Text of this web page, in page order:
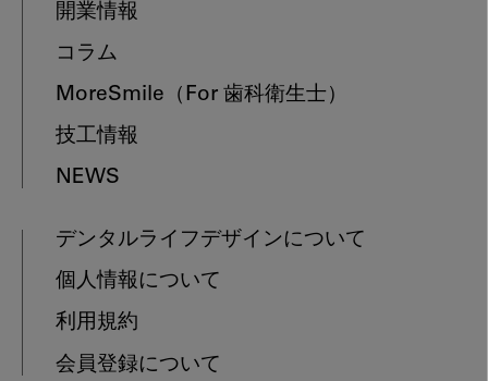
開業情報
コラム
MoreSmile （For 歯科衛生士）
技工情報
NEWS
デンタルライフデザインについて
個人情報について
利用規約
会員登録について